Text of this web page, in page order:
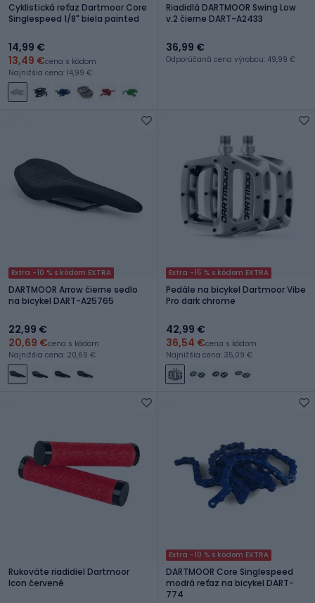
Cyklistická reťaz Dartmoor Core
Singlespeed 1/8" biela painted
14,99 €
13,49 €cena s kódom
Najnižšia cena: 14,99 €
Riadidlá DARTMOOR Swing Low
v.2 čierne DART-A2433
36,99 €
Odporúčaná cena výrobcu: 49,99 €
Extra -10 % s kódom EXTRA
DARTMOOR Arrow čierne sedlo
na bicykel DART-A25765
22,99 €
20,69 €cena s kódom
Najnižšia cena: 20,69 €
Extra -15 % s kódom EXTRA
Pedále na bicykel Dartmoor Vibe
Pro dark chrome
42,99 €
36,54 €cena s kódom
Najnižšia cena: 35,09 €
Rukoväte riadidiel Dartmoor
Icon červené
Extra -10 % s kódom EXTRA
DARTMOOR Core Singlespeed
modrá reťaz na bicykel DART-
774